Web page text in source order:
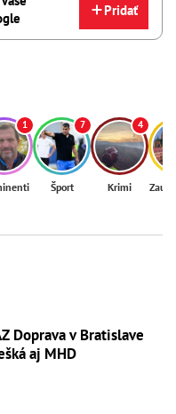
Pridať
1 7
Šport
4
Krimi
Doprava v Bratislave
aj MHD